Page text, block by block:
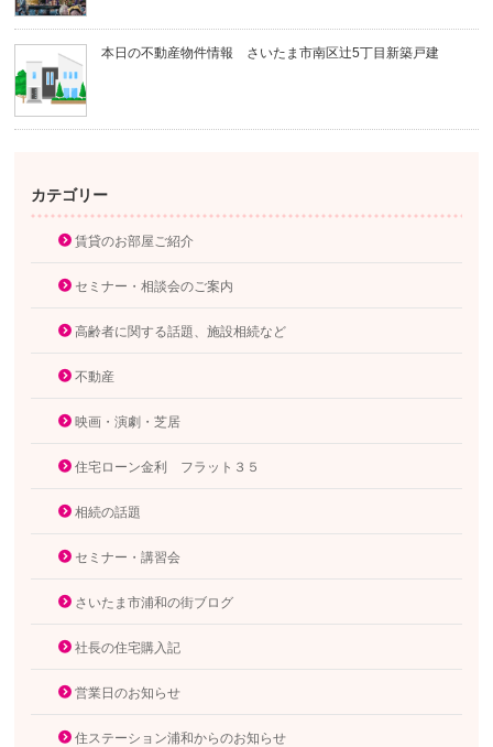
本日の不動産物件情報 さいたま市南区辻5丁目新築戸建
カテゴリー
賃貸のお部屋ご紹介
セミナー・相談会のご案内
高齢者に関する話題、施設相続など
不動産
映画・演劇・芝居
住宅ローン金利 フラット３５
相続の話題
セミナー・講習会
さいたま市浦和の街ブログ
社長の住宅購入記
営業日のお知らせ
住ステーション浦和からのお知らせ